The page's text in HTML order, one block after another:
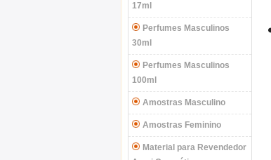
17ml
Perfumes Masculinos
30ml
Perfumes Masculinos
100ml
Amostras Masculino
Amostras Feminino
Material para Revendedor